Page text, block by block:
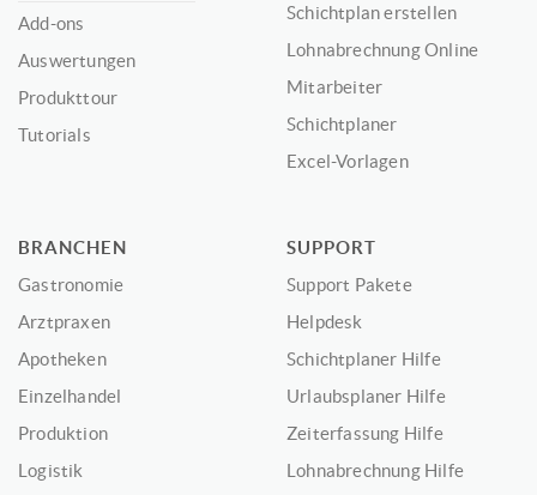
Add-ons
Auswertungen
Produkttour
Tutorials
Schichtplan erstellen
Lohnabrechnung Online
Mitarbeiter
Schichtplaner
Excel-Vorlagen
BRANCHEN
Gastronomie
Arztpraxen
Apotheken
Einzelhandel
Produktion
Logistik
SUPPORT
Support Pakete
Helpdesk
Schichtplaner Hilfe
Urlaubsplaner Hilfe
Zeiterfassung Hilfe
Lohnabrechnung Hilfe